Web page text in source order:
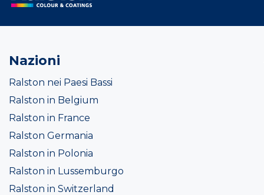
Nazioni
Ralston nei Paesi Bassi
Ralston in Belgium
Ralston in France
Ralston Germania
Ralston in Polonia
Ralston in Lussemburgo
Ralston in Switzerland